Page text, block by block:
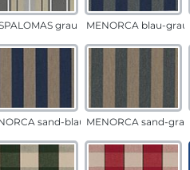
grau MENORCA blau-grau
sand-blau MENORCA sand-grau